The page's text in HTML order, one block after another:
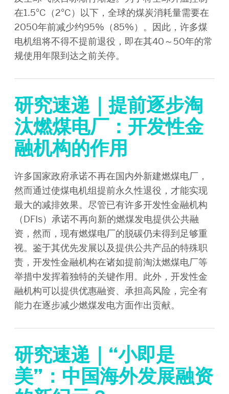
在1.5°C（2°C）以下，全球的煤炭消耗量需要在
2050年前减少约95%（85%）。因此，许多煤
电机组将不得不提前退役，即在其40～50年的常
规使用年限到达之前关停。
研究速递｜提前逐步淘
汰燃煤电厂：开发性金
融机构的作用
许多国家政府承诺不再在国内外新建燃煤电厂，
然而通过使煤电机组提前永久性退役，才能实现
最大的减排效果。尽管已有许多开发性金融机构
（DFIs）承诺不再向新的燃煤发电提供公共融
资，然而，现有燃煤电厂的脱碳仍未得到足够重
视。鉴于其优先发展以及提供公共产品的特殊职
责，开发性金融机构在诸如提前淘汰燃煤电厂等
举措中发挥着独特的关键作用。此外，开发性金
融机构可以提供优惠融资、承担高风险，完全有
能力在逐步减少燃煤发电方面作出贡献。
研究速递｜“小即是
美”：中国海外发展融资